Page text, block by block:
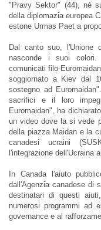
"Pravy Sektor" (44), né
della diplomazia europea
estone Urmas Paet a
Dal canto suo, l'Unione
nasconde i suoi
comunicati filo-
soggiornato a Kiev dal
sostegno ad
sacrifici e il loro
Euromaidan", ha
un video dove la si vede
della piazza Maidan e la
canadesi ucraini
l'integrazione dell'Ucraina
In Canada l'aiuto
dall'Agenzia canadese di
destinatari di questi
numerosi programmi ad
governance e al